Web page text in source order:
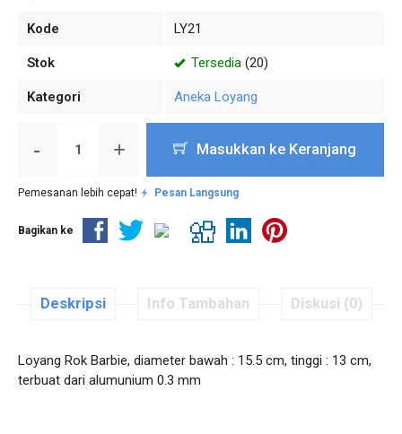
Kode LY21
Stok Tersedia (20)
Kategori Aneka Loyang
- + Masukkan ke Keranjang
Pemesanan lebih cepat! Pesan Langsung
Bagikan ke
Deskripsi Info Tambahan Diskusi (0)
Loyang Rok Barbie, diameter bawah : 15.5 cm, tinggi : 13 cm,
terbuat dari alumunium 0.3 mm